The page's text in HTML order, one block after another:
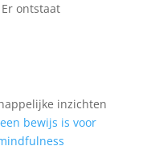
ontstaat
inzichten
bewijs is voor